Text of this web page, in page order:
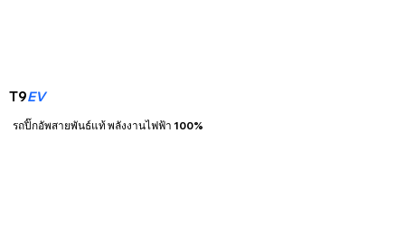
T9EV
รถปิ๊กอัพสายพันธ์แท้ พลังงานไฟฟ้า 100%